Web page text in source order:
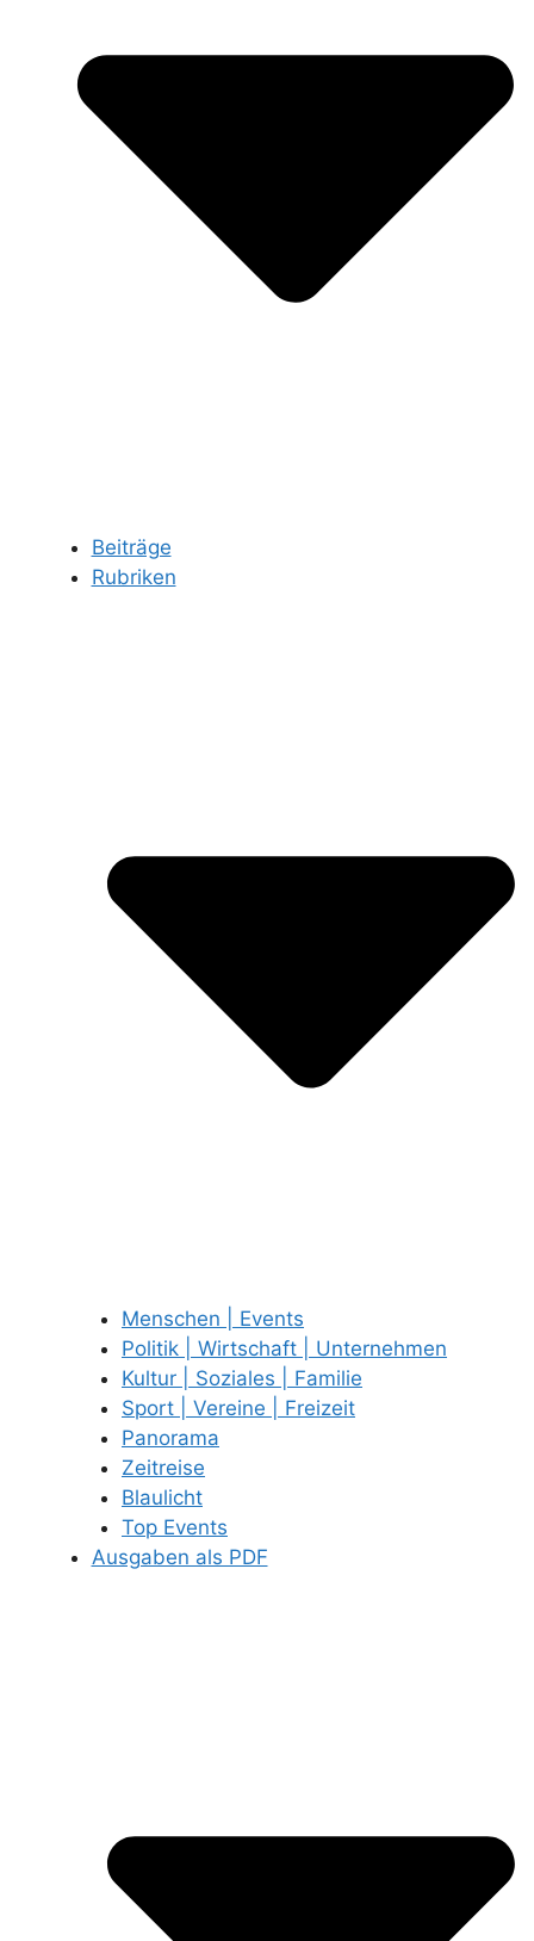
Beiträge
Rubriken
Menschen | Events
Politik | Wirtschaft | Unternehmen
Kultur | Soziales | Familie
Sport | Vereine | Freizeit
Panorama
Zeitreise
Blaulicht
Top Events
Ausgaben als PDF